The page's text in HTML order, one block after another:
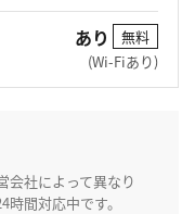
あり
無料
(Wi-Fiあり)
会社によって異なり
間対応中です。